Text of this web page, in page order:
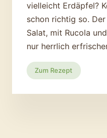
vielleicht Erdäpfel?
schon richtig so.
Salat, mit Rucola
nur herrlich
Zum Rezept:
Kartoffel-